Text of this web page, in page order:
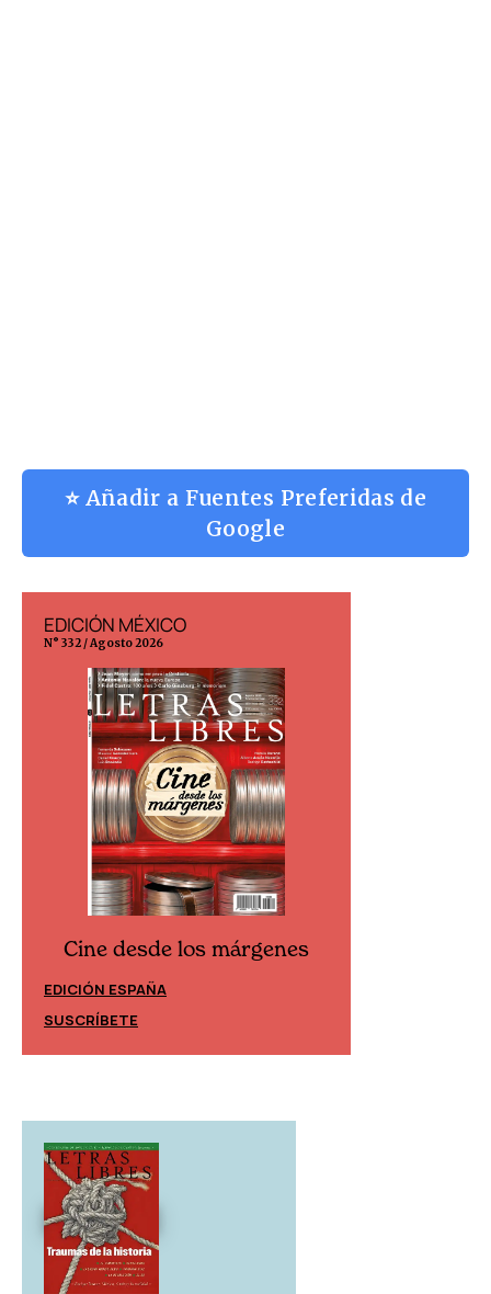
⭐ Añadir a Fuentes Preferidas de
Google
EDICIÓN MÉXICO
N° 332 / Agosto 2026
Cine desde los márgenes
EDICIÓN ESPAÑA
SUSCRÍBETE